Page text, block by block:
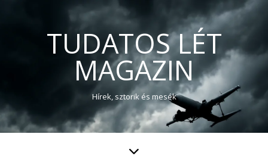
TUDATOS LÉT
MAGAZIN
Hírek, sztorik és mesék